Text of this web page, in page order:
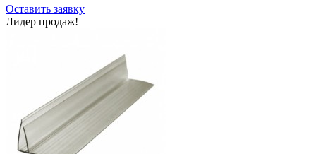
Оставить заявку
Лидер продаж!